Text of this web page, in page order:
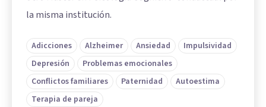
la misma institución.
Adicciones Alzheimer Ansiedad
Impulsividad
Depresión
Problemas emocionales
Conflictos familiares
Paternidad
Autoestima
Terapia de pareja